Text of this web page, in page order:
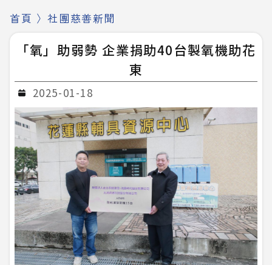
首頁 〉社團慈善新聞
「氧」助弱勢 企業捐助40台製氧機助花
東
2025-01-18